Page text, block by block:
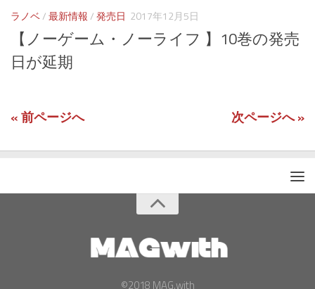
ラノベ/最新情報/発売日 2017年12月5日
【ノーゲーム・ノーライフ 】10巻の発売
日が延期
« 前ページへ 次ページへ »
©2018 MAG.with